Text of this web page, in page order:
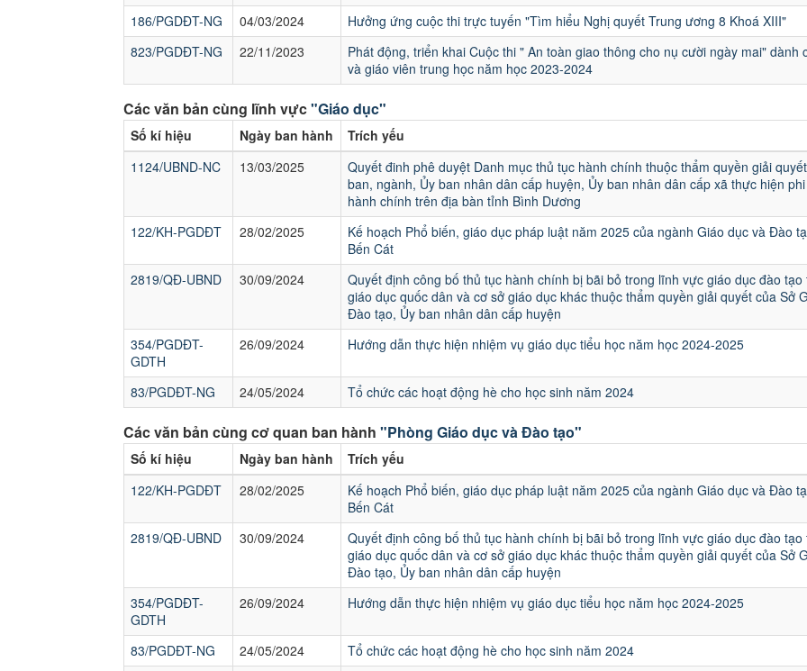
186/PGDĐT-NG
04/03/2024
Hưởng ứng cuộc thi trực tuyến "Tìm hiểu Nghị quyết Trung ương 8 Khoá XIII"
823/PGDĐT-NG
22/11/2023
Phát động, triển khai Cuộc thi " An toàn giao thông cho nụ cười ngày mai" dành
và giáo viên trung học năm học 2023-2024
Các văn bản cùng lĩnh vực"Giáo dục"
Số kí hiệu Ngày ban hành
Trích yếu
1124/UBND-NC
13/03/2025
Quyết đinh phê duyệt Danh mục thủ tục hành chính thuộc thẩm quyền giải
ban, ngành, Ủy ban nhân dân cấp huyện, Ủy ban nhân dân cấp xã thực hiện
hành chính trên địa bàn tỉnh Bình Dương
122/KH-PGDĐT
28/02/2025
Kế hoạch Phổ biến, giáo dục pháp luật năm 2025 của ngành Giáo dục và Đào
Bến Cát
2819/QĐ-UBND
30/09/2024
Quyết định công bố thủ tục hành chính bị bãi bỏ trong lĩnh vực giáo dục đào tạo
giáo dục quốc dân và cơ sở giáo dục khác thuộc thẩm quyền giải quyết của Sở
Đào tạo, Ủy ban nhân dân cấp huyện
354/PGDĐT-
GDTH
26/09/2024 Hướng dẫn thực hiện nhiệm vụ giáo dục tiểu học năm học 2024-2025
83/PGDĐT-NG 24/05/2024 Tổ chức các hoạt động hè cho học sinh năm 2024
Các văn bản cùng cơ quan ban hành "Phòng Giáo dục và Đào tạo"
Số kí hiệu Ngày ban hành
Trích yếu
122/KH-PGDĐT
28/02/2025
Kế hoạch Phổ biến, giáo dục pháp luật năm 2025 của ngành Giáo dục và Đào
Bến Cát
2819/QĐ-UBND
30/09/2024
Quyết định công bố thủ tục hành chính bị bãi bỏ trong lĩnh vực giáo dục đào tạo
giáo dục quốc dân và cơ sở giáo dục khác thuộc thẩm quyền giải quyết của Sở
Đào tạo, Ủy ban nhân dân cấp huyện
354/PGDĐT-
GDTH
26/09/2024 Hướng dẫn thực hiện nhiệm vụ giáo dục tiểu học năm học 2024-2025
83/PGDĐT-NG 24/05/2024
Tổ chức các hoạt động hè cho học sinh năm 2024